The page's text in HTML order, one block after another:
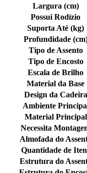
Largura (cm)
Possui Rodízio
Suporta Até (kg)
Profundidade
Tipo de Assento
Tipo de Encosto
Escala de Brilho
Material da Base
Design da Cadeira
Ambiente
Material Principal
Necessita
Almofada do
Quantidade de
Estrutura do